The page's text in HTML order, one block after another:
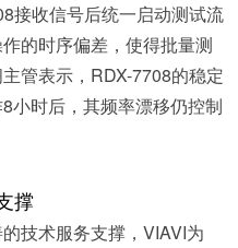
接收信号后统一启动测试流
的时序偏差，使得批量测
管表示，RDX-7708的稳定
小时后，其频率漂移仍控制
撑
技术服务支撑，VIAVI为